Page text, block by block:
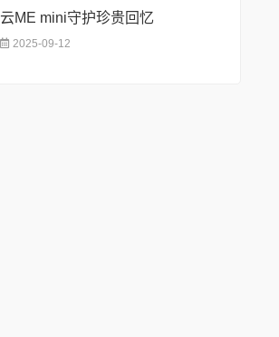
云ME mini守护珍贵回忆
2025-09-12